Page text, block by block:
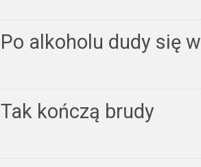
Po alkoholu dudy się
Tak kończą brudy